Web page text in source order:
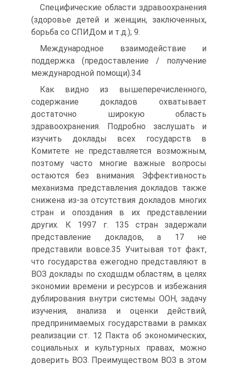
Специфические области здравоохранения
(здоровье детей и женщин, заключенных,
борьба со СПИДом и т.д.); 9.
Международное взаимодействие и
поддержка (предоставление / получение
международной помощи).34
Как видно из вышеперечисленного,
содержание докладов охватывает
достаточно широкую область
здравоохранения. Подробно заслушать и
изучить доклады всех государств в
Комитете не представляется возможным,
позтому часто многие важные вопросы
остаются без внимания. Эффективность
механизма представления докладов также
снижена из-за отсутствия докладов многих
стран и опоздания в их представлении
других. К 1997 г. 135 стран задержали
представление докладов, а 17 не
представили вовсе.35 Учитывая тот факт,
что государства ежегодно представляют в
ВОЗ доклады по сходшдм областям, в целях
экономии времени и ресурсов и избежания
дублирования внутри системы ООН, задачу
изучения, анализа и оценки действий,
предпринимаемых государствами в рамках
реализации ст. 12 Пакта об экономических,
социальных и культурных правах, можно
доверить ВОЗ. Преимуществом ВОЗ в этом